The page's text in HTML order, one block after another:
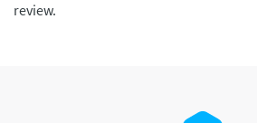
review.